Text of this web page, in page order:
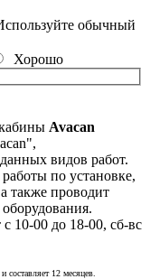
обычный
Хорошо
Avacan
видов работ.
по установке,
также проводит
10-00 до 18-00, сб-вс
12 месяцев.